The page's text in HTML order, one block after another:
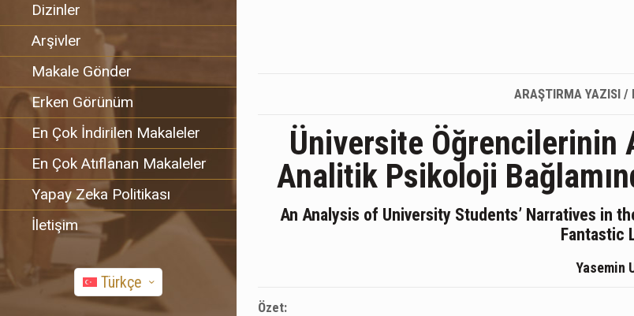
Dizinler
Arşivler
Makale Gönder
Erken Görünüm
En Çok İndirilen Makaleler
En Çok Atıflanan Makaleler
Yapay Zeka Politikası
İletişim
Türkçe
ARAŞTIRMA YAZISI /
Üniversite Öğrencilerinin
Analitik Psikoloji
An Analysis of University Students’ Narratives in
Fantastic
Yasemin
Özet: